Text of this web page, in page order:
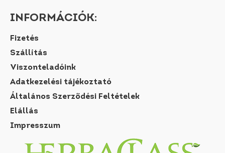
INFORMÁCIÓK:
Fizetés
Szállítás
Viszonteladóink
Adatkezelési tájékoztató
Általános Szerződési Feltételek
Elállás
Impresszum